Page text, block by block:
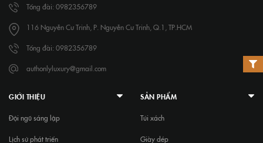
Tổng đài: 0982356789
116 Nguyễn Cư Trinh, P. Nguyễn Cư Trinh, Q.1, TP.HCM
Tổng đài: 0982356789
authonlyluxury@gmail.com
GIỚI THIỆU
Đội ngũ sáng lập
Lịch sử phát triển
SẢN PHẨM
Túi xách
Giày dép